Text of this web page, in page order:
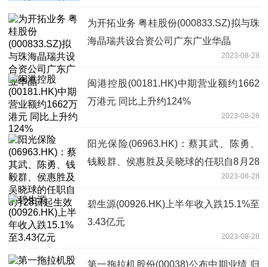
为开拓业务 粤桂股份(000833.SZ)拟与珠
海晶瑞共设合资公司广东广业华晶
2023-08-28
闽港控股(00181.HK)中期营业额约1662
万港元 同比上升约124%
2023-08-28
阳光保险(06963.HK)：蔡其武、陈勇、
钱毅群、侯惠胜及吴晓球的任职自8月28
2023-08-28
碧生源(00926.HK)上半年收入跌15.1%至
3.43亿元
2023-08-28
第一拖拉机股份(00038)公布中期业绩 归